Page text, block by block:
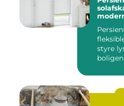
styre